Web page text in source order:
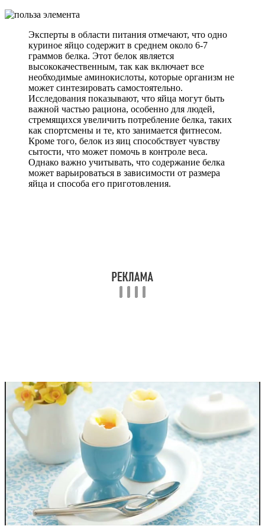
Эксперты в области питания отмечают, что одно
куриное яйцо содержит в среднем около 6-7
граммов белка. Этот белок является
высококачественным, так как включает все
необходимые аминокислоты, которые организм не
может синтезировать самостоятельно.
Исследования показывают, что яйца могут быть
важной частью рациона, особенно для людей,
стремящихся увеличить потребление белка, таких
как спортсмены и те, кто занимается фитнесом.
Кроме того, белок из яиц способствует чувству
сытости, что может помочь в контроле веса.
Однако важно учитывать, что содержание белка
может варьироваться в зависимости от размера
яйца и способа его приготовления.